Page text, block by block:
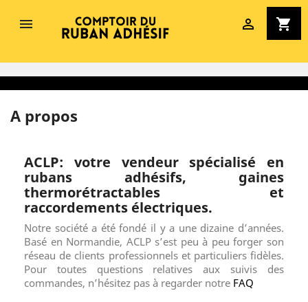
 shopping_cart

A propos
ACLP: votre vendeur spécialisé en
rubans adhésifs, gaines
thermorétractables et
raccordements électriques.
Notre société a été fondé il y a une dizaine d’années.
Basé en Normandie, ACLP s’est peu à peu forger son
réseau de clients professionnels et particuliers fidèles.
Pour toutes questions relatives aux suivis des
commandes, n’hésitez pas à regarder notre FAQ